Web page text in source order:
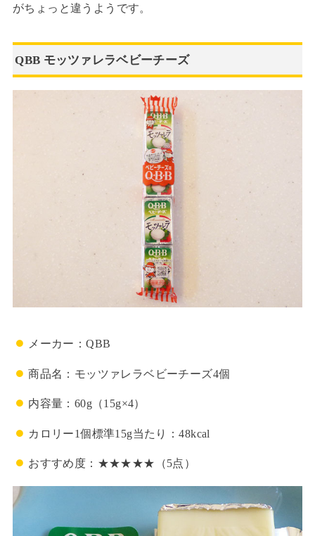
がちょっと違うようです。
QBB モッツァレラベビーチーズ
メーカー：QBB
商品名：モッツァレラベビーチーズ4個
内容量：60g（15g×4）
カロリー1個標準15g当たり：48kcal
おすすめ度：★★★★★（5点）